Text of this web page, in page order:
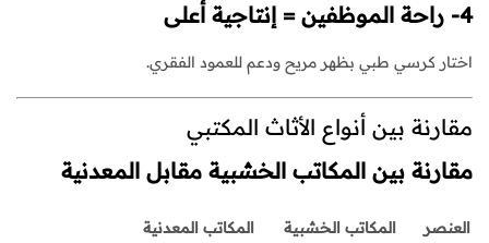
4- راحة الموظفين = إنتاجية أعلى
اختار كرسي طبي بظهر مريح ودعم للعمود الفقري.
مقارنة بين أنواع الأثاث المكتبي
مقارنة بين المكاتب الخشبية مقابل المعدنية
العنصر المكاتب الخشبية المكاتب المعدنية